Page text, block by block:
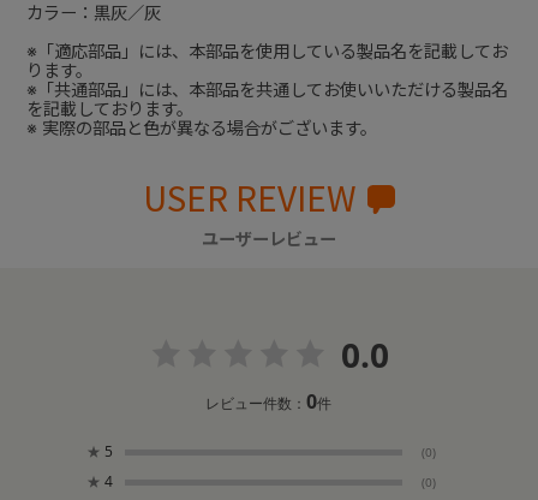
カラー：黒灰／灰
※「適応部品」には、本部品を使用している製品名を記載してお
ります。
※「共通部品」には、本部品を共通してお使いいただける製品名
を記載しております。
※ 実際の部品と色が異なる場合がございます。
USER REVIEW
ユーザーレビュー
0.0
レビュー件数：0件
★ 5 (0)
★ 4 (0)